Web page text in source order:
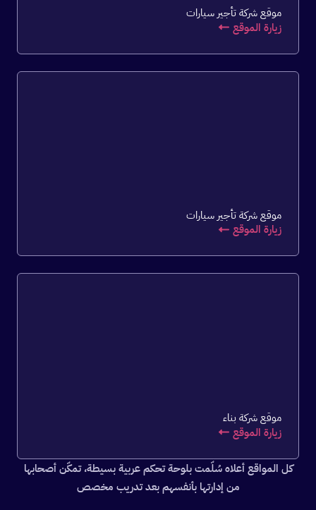
موقع شركة تأجير سيارات
زيارة الموقع
موقع شركة تأجير سيارات
زيارة الموقع
موقع شركة بناء
زيارة الموقع
كل المواقع أعلاه سُلّمت بلوحة تحكم عربية بسيطة، تمكّن أصحابها
من إدارتها بأنفسهم بعد تدريب مخصص